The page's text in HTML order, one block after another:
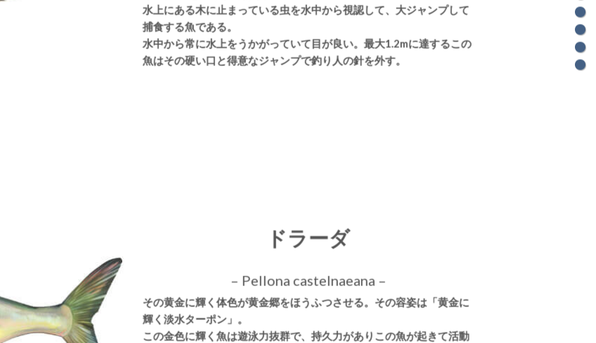
水上にある木に止まっている虫を水中から視認して、大ジャンプして
捕食する魚である。
水中から常に水上をうかがっていて目が良い。最大1.2mに達するこの
魚はその硬い口と得意なジャンプで釣り人の針を外す。
ドラーダ
– Pellona castelnaeana –
その黄金に輝く体色が黄金郷をほうふつさせる。その容姿は「黄金に
輝く淡水ターポン」。
この金色に輝く魚は遊泳力抜群で、持久力がありこの魚が起きて活動